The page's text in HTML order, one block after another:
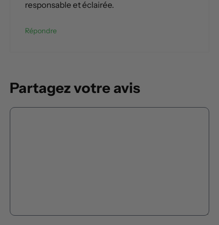
responsable et éclairée.
Répondre
Partagez votre avis
Commentaire